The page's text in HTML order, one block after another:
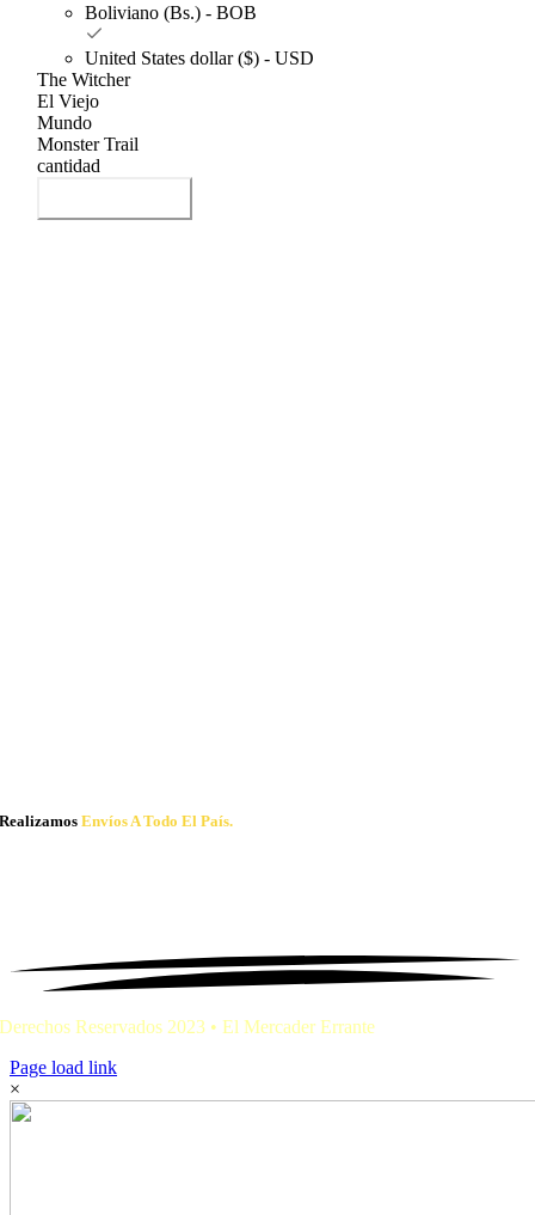
Boliviano (Bs.) - BOB
United States dollar ($) - USD
The Witcher
El Viejo
Mundo
Monster Trail
cantidad
RealizamosEnvíos A Todo El País.
Derechos Reservados 2023 • El Mercader Errante
Page load link
×